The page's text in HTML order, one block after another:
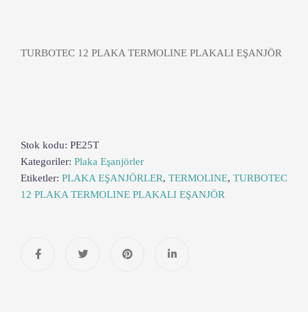
TURBOTEC 12 PLAKA TERMOLINE PLAKALI EŞANJÖR
Stok kodu: PE25T
Kategoriler: Plaka Eşanjörler
Etiketler: PLAKA EŞANJÖRLER, TERMOLINE, TURBOTEC
12 PLAKA TERMOLINE PLAKALI EŞANJÖR